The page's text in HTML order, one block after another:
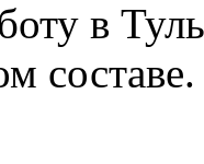
в
составе.